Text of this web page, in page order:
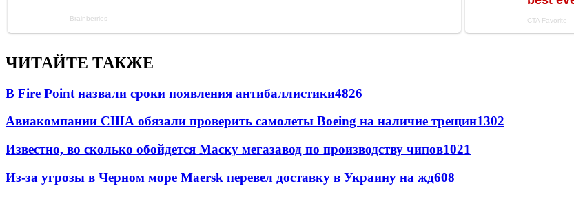
ЧИТАЙТЕ ТАКЖЕ
В Fire Point назвали сроки появления антибаллистики4826
Авиакомпании США обязали проверить самолеты Boeing на наличие трещин1302
Известно, во сколько обойдется Маску мегазавод по производству чипов1021
Из-за угрозы в Черном море Maersk перевел доставку в Украину на жд608